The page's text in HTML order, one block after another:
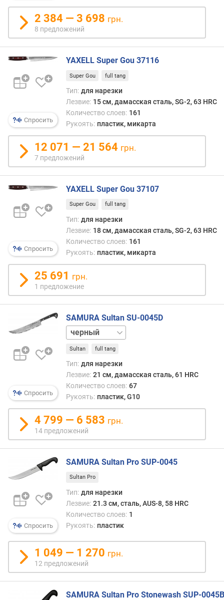
2 384 — 3 698 грн.
8 предложений
Спросить
YAXELL Super Gou 37116
Super Gou full tang
Тип: для нарезки
Лезвие: 15 см, дамасская сталь, SG-2, 63 HRC
Количество слоев: 161
Рукоять: пластик, микарта
12 071 — 21 564 грн.
7 предложений
Спросить
YAXELL Super Gou 37107
Super Gou full tang
Тип: для нарезки
Лезвие: 18 см, дамасская сталь, SG-2, 63 HRC
Количество слоев: 161
Рукоять: пластик, микарта
25 691 грн.
1 предложение
Спросить
SAMURA Sultan SU-0045D
белый
красный
Sultan full tang
Тип: для нарезки
Лезвие: 21 см, дамасская сталь, 61 HRC
Количество слоев: 67
Рукоять: пластик, G10
4 799 — 6 583 грн.
14 предложений
Спросить
SAMURA Sultan Pro SUP-0045
Sultan Pro
Тип: для нарезки
Лезвие: 21.3 см, сталь, AUS-8, 58 HRC
Количество слоев: 1
Рукоять: пластик
1 049 — 1 270 грн.
12 предложений
SAMURA Sultan Pro Stonewash SUP-0045B